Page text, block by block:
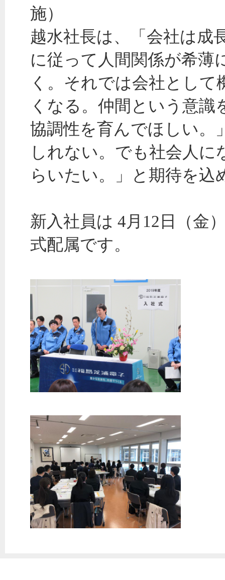
施）
越水社長は、「会社は成
に従って人間関係が希薄
く。それでは会社として
くなる。仲間という意識
協調性を育んでほしい。
しれない。でも社会人
らいたい。」と期待を
新入社員は 4月12日（金
式配属です。